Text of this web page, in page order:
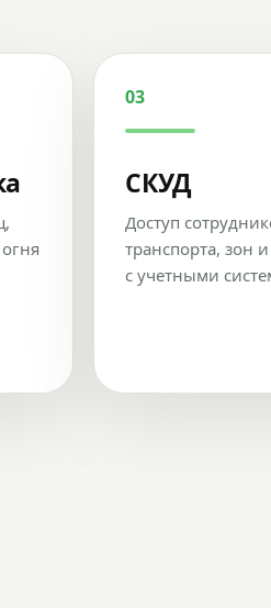
03
СКУД
Доступ
транспорта, зон
с учетными